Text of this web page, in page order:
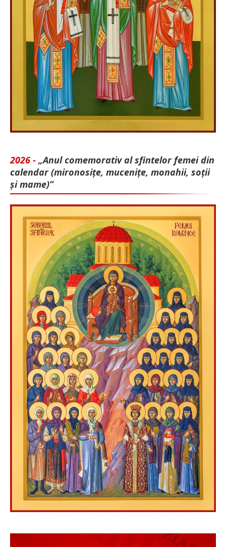
2026 - „Anul comemorativ al sfintelor femei din
calendar (mironosițe, mu­cenițe, monahii, soții
și mame)”